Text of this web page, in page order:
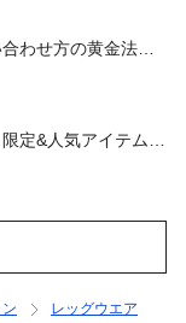
わせ方の黄金法則
定&人気アイテム特
レッグウエア